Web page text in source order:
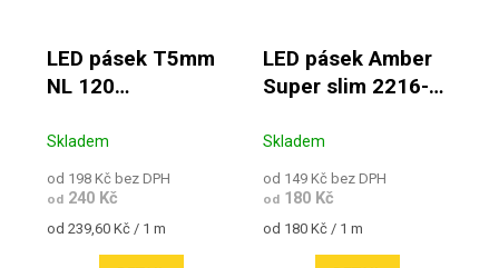
LED pásek T5mm
NL 120
24V IP20
Skladem
od 198 Kč bez DPH
od240 Kč
Měrná cena:
od 239,60 Kč / 1 m
LED pásek Amber
Super slim 2216-
Skladem
od 149 Kč bez DPH
od180 Kč
Měrná cena:
od 180 Kč / 1 m